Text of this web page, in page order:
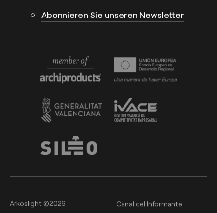
Abonnieren Sie unseren Newsletter
Arkoslight ©2026 Canal del Informante